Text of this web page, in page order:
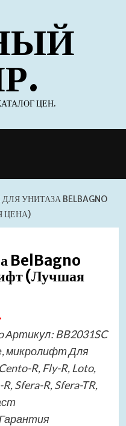
ЦЕН.
УНИТАЗА BELBAGNO
ЦЕНА)
BelBagno
(Лучшая
Артикул: BB2031SC
микролифт Для
R, Fly-R, Loto,
Sfera-R, Sfera-TR,